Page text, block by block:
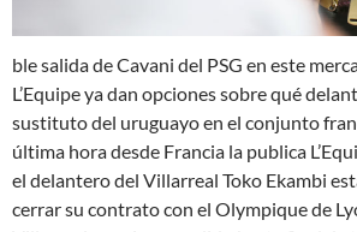
ble salida de Cavani del PSG en este
L’Equipe ya dan opciones sobre qué
sustituto del uruguayo en el conjunto
última hora desde Francia la publica
el delantero del Villarreal Toko Ekambi
cerrar su contrato con el Olympique de